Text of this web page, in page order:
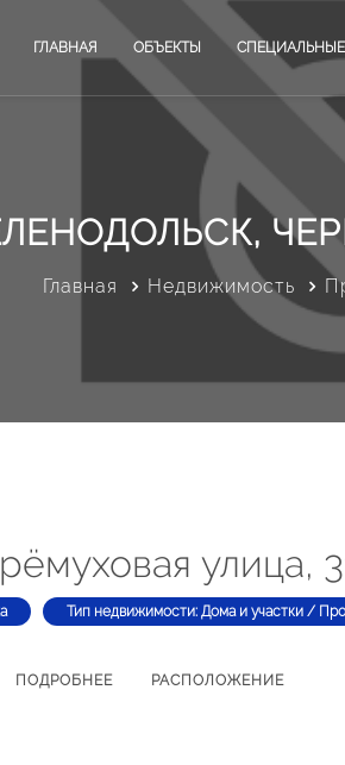
ГЛАВНАЯ ОБЪЕКТЫ
Главная Недвижимость
улица,
Тип недвижимости: Дома и участки /
ПОДРОБНЕЕ РАСПОЛОЖЕНИЕ